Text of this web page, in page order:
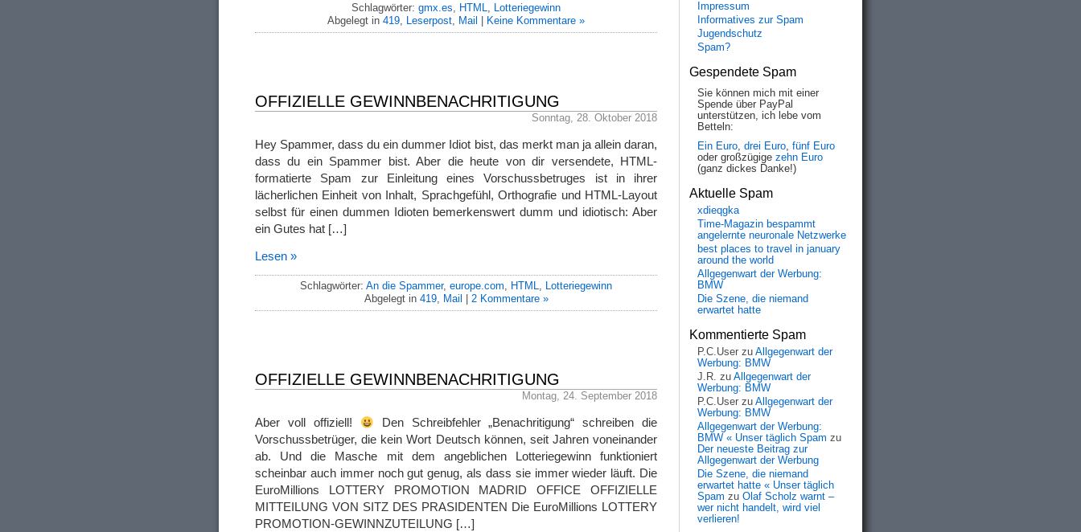
Schlagwörter: gmx.es HTML
Lotteriegewinn
Abgelegt in 419 Leserpost Mail | Keine Kommentare »
OFFIZIELLE GEWINNBENACHRITIGUNG
Sonntag, 28. Oktober 2018
Hey Spammer, dass du ein dummer Idiot bist, das merkt man ja allein daran,
dass du ein Spammer bist. Aber die heute von dir versendete, HTML-
formatierte Spam zur Einleitung eines Vorschussbetruges ist in ihrer
lächerlichen Einheit von Inhalt, Sprachgefühl, Orthografie und HTML-Layout
selbst für einen dummen Idioten bemerkenswert dumm und idiotisch: Aber
ein Gutes hat […]
Lesen »
Schlagwörter: An die Spammer, europe.com, HTML, Lotteriegewinn
Abgelegt in 419, Mail 2 Kommentare »
OFFIZIELLE GEWINNBENACHRITIGUNG
Montag, 24. September 2018
Aber voll offiziell!
Den Schreibfehler „Benachritigung“ schreiben die
Vorschussbetrüger, die kein Wort Deutsch können, seit Jahren voneinander
ab. Und die Masche mit dem angeblichen Lotteriegewinn funktioniert
scheinbar auch immer noch gut genug, als dass sie immer wieder läuft. Die
EuroMillions LOTTERY PROMOTION MADRID OFFICE OFFIZIELLE
MITTEILUNG VON SITZ DES PRASIDENTEN Die EuroMillions LOTTERY
PROMOTION-GEWINNZUTEILUNG […]
Impressum
Informatives zur Spam
Jugendschutz
Spam?
Gespendete Spam
Sie können mich mit einer
Spende über PayPal
unterstützen, ich lebe vom
Betteln:
Ein Euro, drei Euro, fünf Euro
oder großzügige zehn Euro
(ganz dickes Danke!)
Aktuelle Spam
xdieqgka
Time-Magazin bespammt
angelernte neuronale Netzwerke
best places to travel in january
around the world
Allgegenwart der Werbung:
BMW
Die Szene, die niemand
erwartet hatte
Kommentierte Spam
P.C.User zu Allgegenwart der
Werbung: BMW
J.R. zu Allgegenwart der
Werbung: BMW
P.C.User zu Allgegenwart der
Werbung: BMW
Allgegenwart der Werbung:
BMW « Unser täglich Spam zu
Der neueste Beitrag zur
Allgegenwart der Werbung
Die Szene, die niemand
erwartet hatte « Unser täglich
Spam zu Olaf Scholz warnt –
wer nicht handelt, wird viel
verlieren!